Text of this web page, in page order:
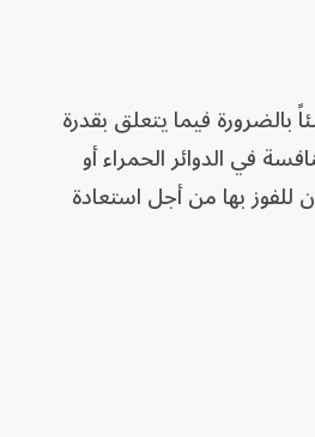
بالضرورة فيما يتعلق بقدرة
في الدوائر الحمراء أو
للفوز بها من أجل استعادة